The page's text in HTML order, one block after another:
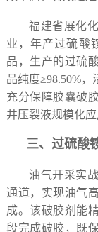
福建省展化
业 ，年产过硫酸
品，生产的过硫
品纯度≥98.50%
充分保障胶囊破
井压裂液规模化应
三、过硫酸
油气开采实
通道，实现油气
成。该破胶剂能
段完成破胶，既